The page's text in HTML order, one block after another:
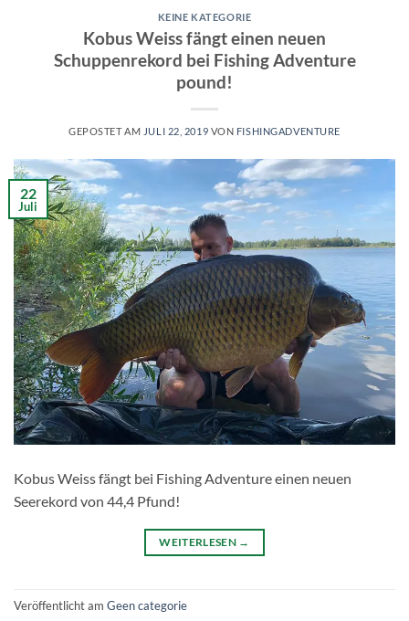
KEINE KATEGORIE
Kobus Weiss fängt einen neuen
Schuppenrekord bei Fishing Adventure
pound!
GEPOSTET AM JULI 22, 2019 VON FISHINGADVENTURE
22
Juli
Kobus Weiss fängt bei Fishing Adventure einen neuen
Seerekord von 44,4 Pfund!
WEITERLESEN →
Veröffentlicht am Geen categorie